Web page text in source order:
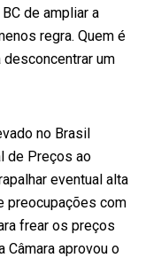
de ampliar a
regra. Quem é
desconcentrar um
no Brasil
de Preços ao
eventual alta
preocupações com
frear os preços
Câmara aprovou o